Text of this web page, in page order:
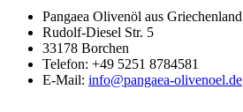
Pangaea Olivenöl aus Griechenland
Rudolf-Diesel Str. 5
33178 Borchen
Telefon: +49 5251 8784581
E-Mail: info@pangaea-olivenoel.de